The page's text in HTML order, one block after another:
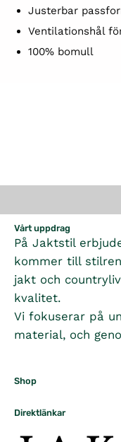
Justerbar
Ventilationshål
100% bomull
Vårt uppdrag
På Jaktstil
kommer till
jakt och
kvalitet.
Vi fokuserar på
material, och
Shop
Direktlänkar